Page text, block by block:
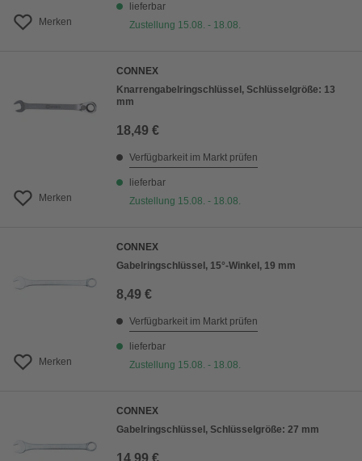
Merken
lieferbar
Zustellung 15.08. - 18.08.
Merken
CONNEX
Knarrengabelringschlüssel, Schlüsselgröße: 13
mm
18,49 €
Verfügbarkeit im Markt prüfen
lieferbar
Zustellung 15.08. - 18.08.
Merken
CONNEX
Gabelringschlüssel, 15°-Winkel, 19 mm
8,49 €
Verfügbarkeit im Markt prüfen
lieferbar
Zustellung 15.08. - 18.08.
CONNEX
Gabelringschlüssel, Schlüsselgröße: 27 mm